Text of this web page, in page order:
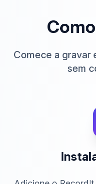
Comece a gravar
sem